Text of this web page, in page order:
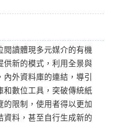
閱讀體現多元媒介的有機
供新的模式，利用全景與
外資料庫的連結，導引
和數位工具，突破傳統紙
的限制，使用者得以更加
資料，甚至自行生成新的